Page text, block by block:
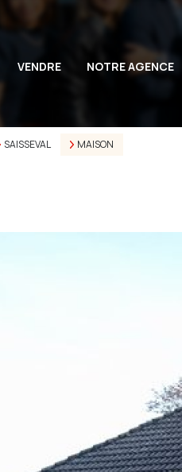
VENDRE NOTRE AGENCE
SAISSEVAL MAISON